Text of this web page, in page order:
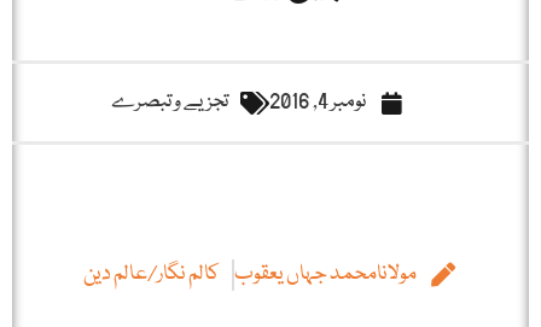
نومبر 4, 2016 تجزیے و تبصرے
مولانامحمد جہاں یعقوب کالم نگار/عالم دین